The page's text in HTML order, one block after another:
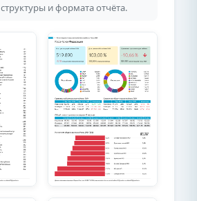
и формата отчёта.